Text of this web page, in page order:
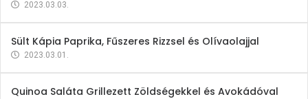
2023.03.03.
Sült Kápia Paprika, Fűszeres Rizzsel és Olívaolajjal
2023.03.01.
Quinoa Saláta Grillezett Zöldségekkel és Avokádóval